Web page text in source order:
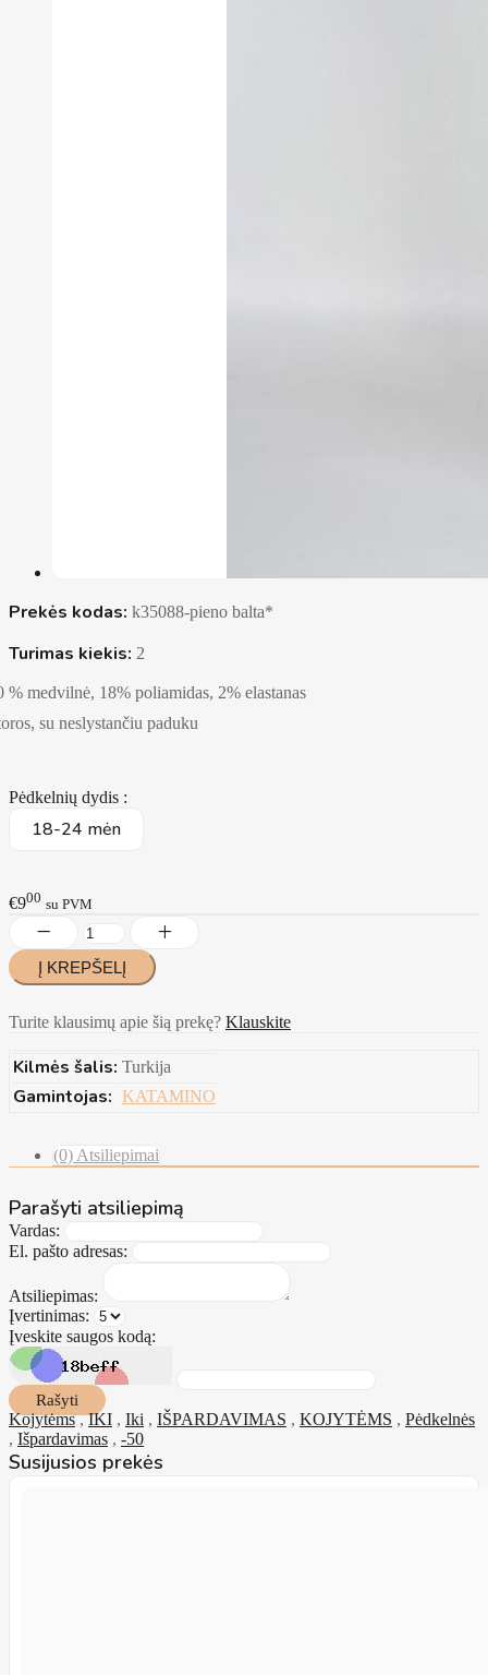
Prekės kodas: k35088-pieno balta*
Turimas kiekis: 2
% medvilnė, 18% poliamidas, 2% elastanas
su neslystančiu paduku
Pėdkelnių dydis :
18-24 mėn
€900 su PVM
Turite klausimų apie šią prekę? Klauskite
Kilmės šalis: Turkija
Gamintojas: KATAMINO
(0) Atsiliepimai
Parašyti atsiliepimą
Vardas:
El. pašto adresas:
Atsiliepimas:
Įvertinimas:
Įveskite saugos kodą:
Rašyti
Kojytėms,IKI , Iki , IŠPARDAVIMAS , KOJYTĖMS , Pėdkelnės
, Išpardavimas , -50
Susijusios prekės